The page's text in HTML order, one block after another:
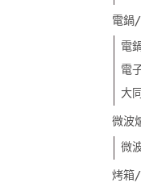
電鍋
電
電
大
微波
微
烤箱